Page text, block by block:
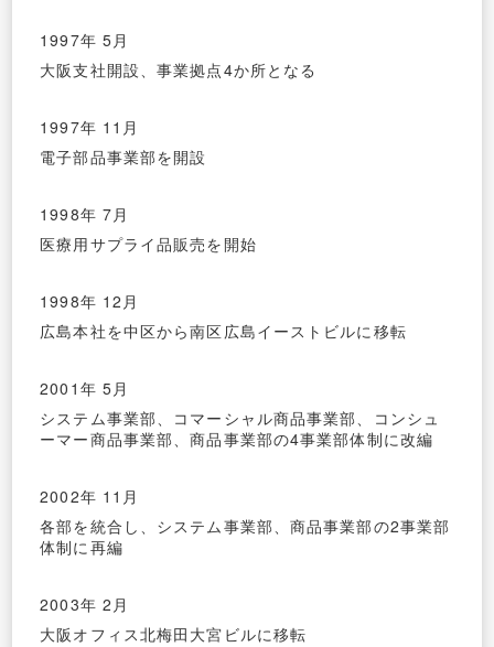
1997年 5月
大阪支社開設、事業拠点4か所となる
1997年 11月
電子部品事業部を開設
1998年 7月
医療用サプライ品販売を開始
1998年 12月
広島本社を中区から南区広島イーストビルに移転
2001年 5月
システム事業部、コマーシャル商品事業部、コンシュ
ーマー商品事業部、商品事業部の4事業部体制に改編
2002年 11月
各部を統合し、システム事業部、商品事業部の2事業部
体制に再編
2003年 2月
大阪オフィス北梅田大宮ビルに移転